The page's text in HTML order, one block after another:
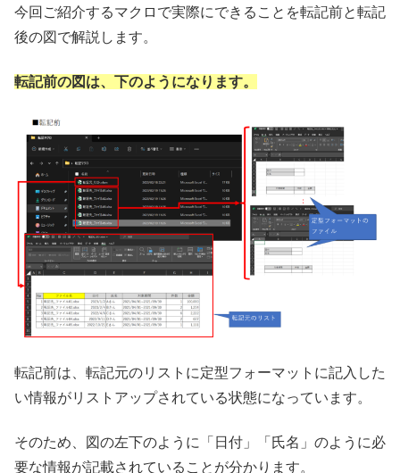
今回ご紹介するマクロで実際にできることを転記前と転記
後の図で解説します。
転記前の図は、下のようになります。
転記前は、転記元のリストに定型フォーマットに記入した
い情報がリストアップされている状態になっています。
そのため、図の左下のように「日付」「氏名」のように必
要な情報が記載されていることが分かります。